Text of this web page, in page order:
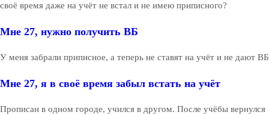
своё время даже на учёт не встал и не имею приписного?
Мне 27, нужно получить ВБ
У меня забрали приписное, а теперь не ставят на учёт и не дают ВБ
Мне 27, я в своё время забыл встать на учёт
Прописан в одном городе, учился в другом. После учёбы вернулся